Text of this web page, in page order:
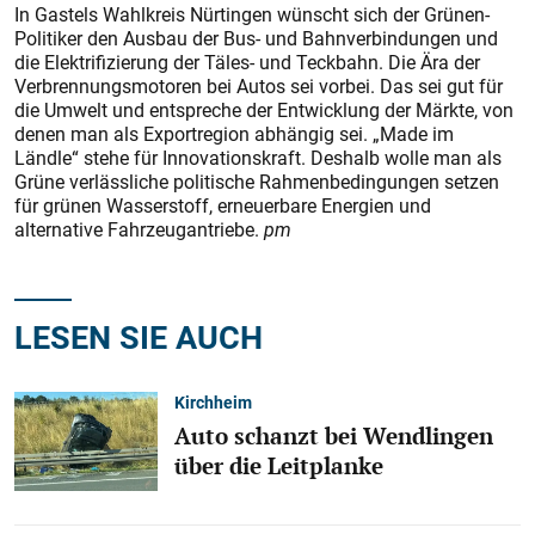
In Gastels Wahlkreis Nürtingen wünscht sich der Grünen-
Politiker den Ausbau der Bus- und Bahnverbindungen und
die Elektrifizierung der Täles- und Teckbahn. Die Ära der
Verbrennungsmotoren bei Autos sei vorbei. Das sei gut für
die Umwelt und entspreche der Entwicklung der Märkte, von
denen man als Exportregion abhängig sei. „Made im
Ländle“ stehe für Innovationskraft. Deshalb wolle man als
Grüne verlässliche politische Rahmenbedingungen setzen
für grünen Wasserstoff, erneuerbare Energien und
alternative Fahrzeugantriebe. pm
LESEN SIE AUCH
Kirchheim
Auto schanzt bei Wendlingen
über die Leitplanke